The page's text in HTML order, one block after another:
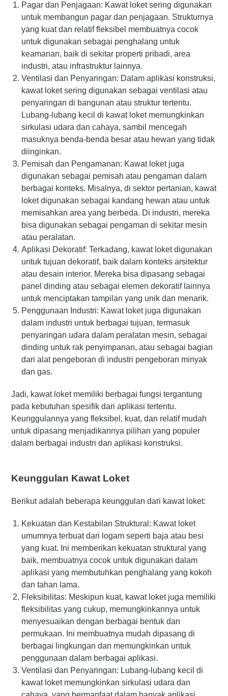
Pagar dan Penjagaan: Kawat loket sering digunakan
untuk membangun pagar dan penjagaan. Strukturnya
yang kuat dan relatif fleksibel membuatnya cocok
untuk digunakan sebagai penghalang untuk
keamanan, baik di sekitar properti pribadi, area
industri, atau infrastruktur lainnya.
Ventilasi dan Penyaringan: Dalam aplikasi konstruksi,
kawat loket sering digunakan sebagai ventilasi atau
penyaringan di bangunan atau struktur tertentu.
Lubang-lubang kecil di kawat loket memungkinkan
sirkulasi udara dan cahaya, sambil mencegah
masuknya benda-benda besar atau hewan yang tidak
diinginkan.
Pemisah dan Pengamanan: Kawat loket juga
digunakan sebagai pemisah atau pengaman dalam
berbagai konteks. Misalnya, di sektor pertanian, kawat
loket digunakan sebagai kandang hewan atau untuk
memisahkan area yang berbeda. Di industri, mereka
bisa digunakan sebagai pengaman di sekitar mesin
atau peralatan.
Aplikasi Dekoratif: Terkadang, kawat loket digunakan
untuk tujuan dekoratif, baik dalam konteks arsitektur
atau desain interior. Mereka bisa dipasang sebagai
panel dinding atau sebagai elemen dekoratif lainnya
untuk menciptakan tampilan yang unik dan menarik.
Penggunaan Industri: Kawat loket juga digunakan
dalam industri untuk berbagai tujuan, termasuk
penyaringan udara dalam peralatan mesin, sebagai
dinding untuk rak penyimpanan, atau sebagai bagian
dari alat pengeboran di industri pengeboran minyak
dan gas.
Jadi, kawat loket memiliki berbagai fungsi tergantung
pada kebutuhan spesifik dari aplikasi tertentu.
Keunggulannya yang fleksibel, kuat, dan relatif mudah
untuk dipasang menjadikannya pilihan yang populer
dalam berbagai industri dan aplikasi konstruksi.
Keunggulan Kawat Loket
Berikut adalah beberapa keunggulan dari kawat loket:
Kekuatan dan Kestabilan Struktural: Kawat loket
umumnya terbuat dari logam seperti baja atau besi
yang kuat. Ini memberikan kekuatan struktural yang
baik, membuatnya cocok untuk digunakan dalam
aplikasi yang membutuhkan penghalang yang kokoh
dan tahan lama.
Fleksibilitas: Meskipun kuat, kawat loket juga memiliki
fleksibilitas yang cukup, memungkinkannya untuk
menyesuaikan dengan berbagai bentuk dan
permukaan. Ini membuatnya mudah dipasang di
berbagai lingkungan dan memungkinkan untuk
penggunaan dalam berbagai aplikasi.
Ventilasi dan Penyaringan: Lubang-lubang kecil di
kawat loket memungkinkan sirkulasi udara dan